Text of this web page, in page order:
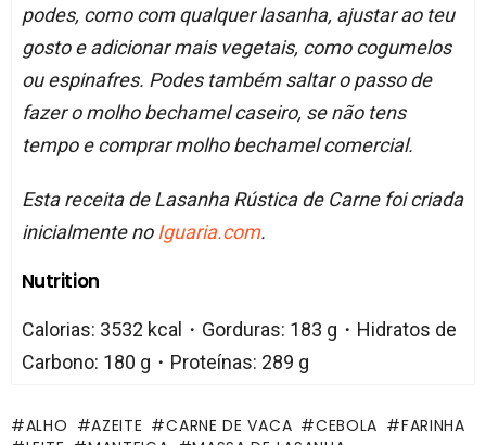
podes, como com qualquer lasanha, ajustar ao teu
gosto e adicionar mais vegetais, como cogumelos
ou espinafres. Podes também saltar o passo de
fazer o molho bechamel caseiro, se não tens
tempo e comprar molho bechamel comercial.
Esta receita de Lasanha Rústica de Carne foi criada
inicialmente noIguaria.com.
Nutrition
Calorias: 3532 kcal・Gorduras: 183 g・Hidratos de
Carbono: 180 g・Proteínas: 289 g
ALHO AZEITE CARNE DE VACA CEBOLA
FARINHA